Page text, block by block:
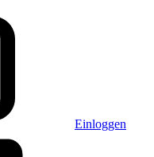
Einloggen